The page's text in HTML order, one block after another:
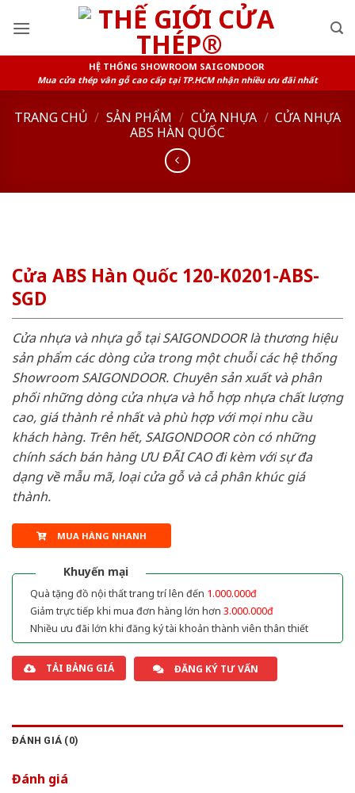
HỆ THỐNG SHOWROOM SAIGONDOOR
Mua cửa thép vân gỗ cao cấp tại TP.HCM nhận nhiều ưu đãi nhất
TRANG CHỦ / SẢN PHẨM / CỬA NHỰA / CỬA NHỰA
ABS HÀN QUỐC
Cửa ABS Hàn Quốc 120-K0201-ABS-
SGD
Cửa nhựa và nhựa gỗ tại SAIGONDOOR là thương hiệu
sản phẩm các dòng cửa trong một chuỗi các hệ thống
Showroom SAIGONDOOR. Chuyên sản xuất và phân
phối những dòng cửa nhựa và hỗ hợp nhựa chất lượng
cao, giá thành rẻ nhất và phù hợp với mọi nhu cầu
khách hàng. Trên hết, SAIGONDOOR còn có những
chính sách bán hàng ƯU ĐÃI CAO đi kèm với sự đa
dạng về mẫu mã, loại cửa gỗ và cả phân khúc giá
thành.
MUA HÀNG NHANH
Khuyến mại
Quà tặng đồ nội thất trang trí lên đến 1.000.000đ
Giảm trực tiếp khi mua đơn hàng lớn hơn 3.000.000đ
Nhiều ưu đãi lớn khi đăng ký tài khoản thành viên thân thiết
TẢI BẢNG GIÁ ĐĂNG KÝ TƯ VẤN
ĐÁNH GIÁ (0)
Đánh giá